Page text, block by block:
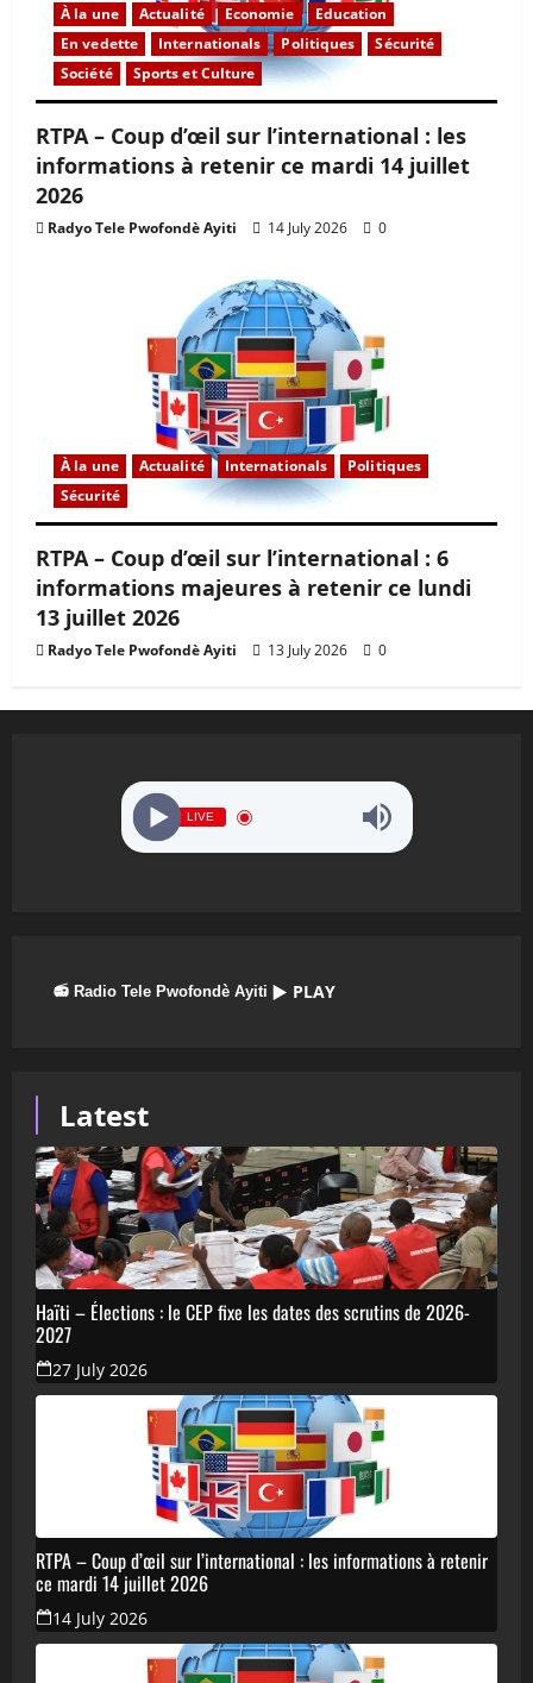
À la une Actualité Economie
Education
En vedette
Internationals Politiques
Sécurité
Société
Sports et Culture
RTPA – Coup d’œil sur l’international : les
informations à retenir ce mardi 14 juillet
2026
Radyo Tele Pwofondè Ayiti 14 July 2026 0
À la une Actualité Internationals
Politiques
Sécurité
RTPA – Coup d’œil sur l’international : 6
informations majeures à retenir ce lundi
13 juillet 2026
Radyo Tele Pwofondè Ayiti 13 July 2026 0
LIVE
📻 Radio Tele Pwofondè Ayiti ▶ PLAY
Latest
Haïti – Élections : le CEP fixe les dates des scrutins de 2026-
2027
27 July 2026
RTPA – Coup d’œil sur l’international : les informations à retenir
ce mardi 14 juillet 2026
14 July 2026